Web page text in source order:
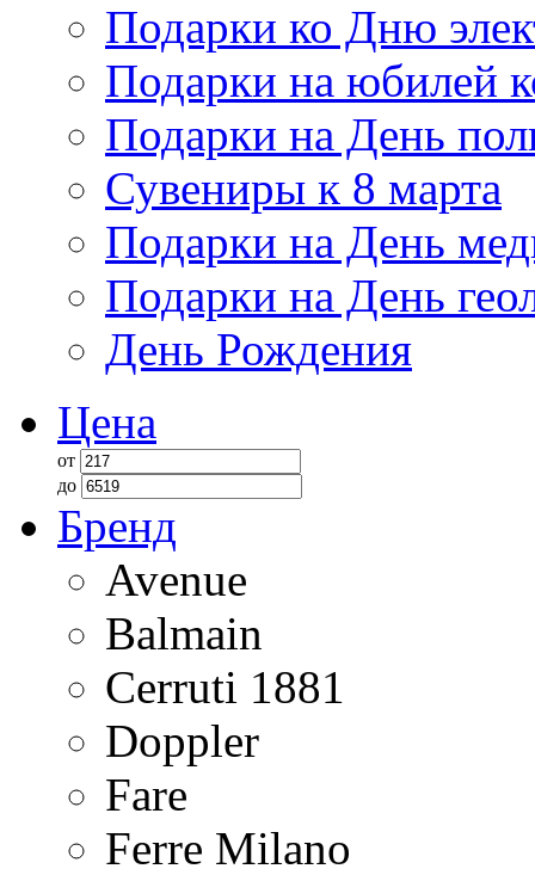
Подарки ко Дню
Подарки на юбилей
Подарки на День
Сувениры к 8 марта
Подарки на День
Подарки на День
День Рождения
Цена
от
до
Бренд
Avenue
Balmain
Cerruti 1881
Doppler
Fare
Ferre Milano